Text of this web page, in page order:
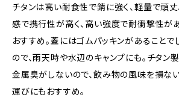
チタンは高い耐食性で錆に強く、軽量で頑丈
感で携行性が高く、高い強度で耐衝撃性が
おすすめ。蓋にはゴムパッキンがあることで
ので、雨天時や水辺のキャンプにも。チタン
金属臭がしないので、飲み物の風味を損な
運びにもおすすめ。